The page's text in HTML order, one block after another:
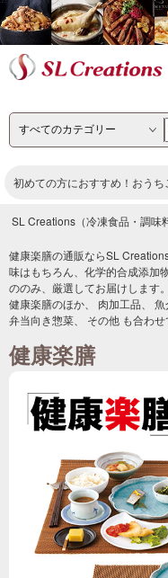
初めての方におすすめ！おうち
SL Creations（冷凍食品・調味
健康楽膳の通販ならSL
味はもちろん、化学的合成添加
ののみ、厳選してお届けします。
健康楽膳のほか、 肉加工品、 魚
弁当向き惣菜、 その他 も合わせ
健康楽膳